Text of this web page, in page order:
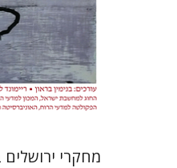
הנחת אתר
$35
מחקרי